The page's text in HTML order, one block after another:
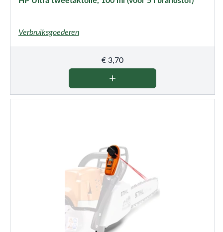
Verbruiksgoederen
€ 3,70